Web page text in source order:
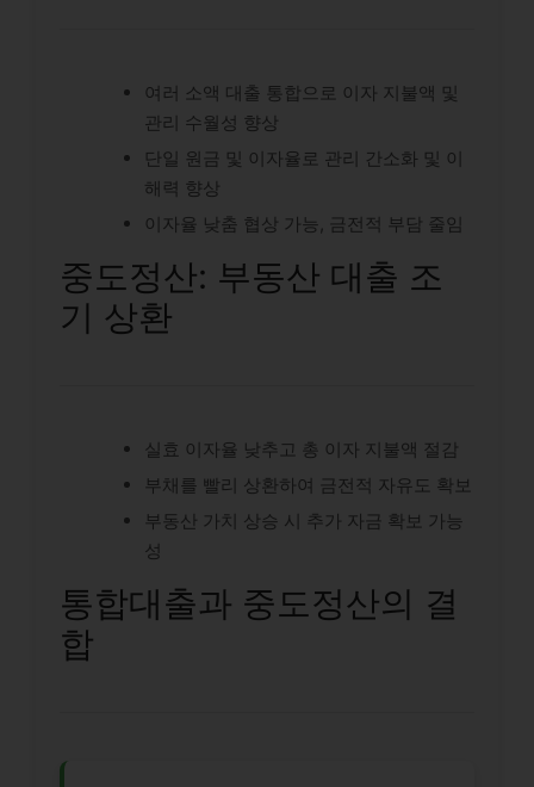
여러 소액 대출 통합으로 이자 지불액 및
관리 수월성 향상
단일 원금 및 이자율로 관리 간소화 및 이
해력 향상
이자율 낮춤 협상 가능, 금전적 부담 줄임
중도정산: 부동산 대출 조
기 상환
실효 이자율 낮추고 총 이자 지불액 절감
부채를 빨리 상환하여 금전적 자유도 확보
부동산 가치 상승 시 추가 자금 확보 가능
성
통합대출과 중도정산의 결
합